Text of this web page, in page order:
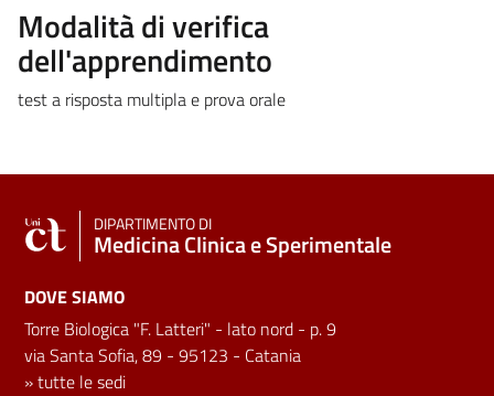
Modalità di verifica
dell'apprendimento
test a risposta multipla e prova orale
DIPARTIMENTO DI
Medicina Clinica e Sperimentale
DOVE SIAMO
Torre Biologica "F. Latteri" - lato nord - p. 9
via Santa Sofia, 89 - 95123 - Catania
»tutte le sedi